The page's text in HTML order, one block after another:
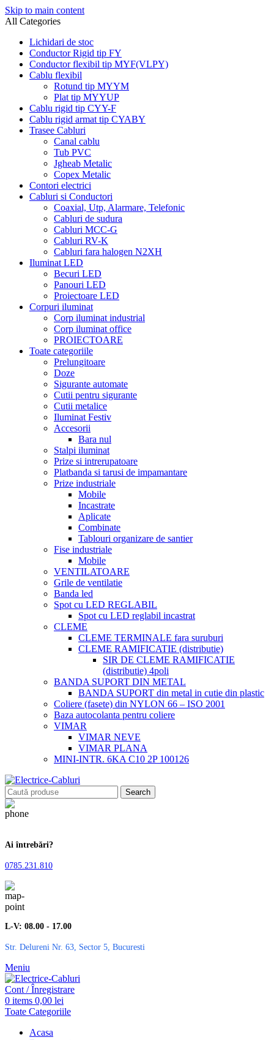
Skip to main content
All Categories
Lichidari de stoc
Conductor Rigid tip FY
Conductor flexibil tip MYF(VLPY)
Cablu flexibil
Rotund tip MYYM
Plat tip MYYUP
Cablu rigid tip CYY-F
Cablu rigid armat tip CYABY
Trasee Cabluri
Canal cablu
Tub PVC
Jgheab Metalic
Copex Metalic
Contori electrici
Cabluri si Conductori
Coaxial, Utp, Alarmare, Telefonic
Cabluri de sudura
Cabluri MCC-G
Cabluri RV-K
Cabluri fara halogen N2XH
Iluminat LED
Becuri LED
Panouri LED
Proiectoare LED
Corpuri iluminat
Corp iluminat industrial
Corp iluminat office
PROIECTOARE
Toate categoriile
Prelungitoare
Doze
Sigurante automate
Cutii pentru sigurante
Cutii metalice
Iluminat Festiv
Accesorii
Bara nul
Stalpi iluminat
Prize si intrerupatoare
Platbanda si tarusi de impamantare
Prize industriale
Mobile
Incastrate
Aplicate
Combinate
Tablouri organizare de santier
Fise industriale
Mobile
VENTILATOARE
Grile de ventilatie
Banda led
Spot cu LED REGLABIL
Spot cu LED reglabil incastrat
CLEME
CLEME TERMINALE fara suruburi
CLEME RAMIFICATIE (distributie)
SIR DE CLEME RAMIFICATIE
(distributie) 4poli
BANDA SUPORT DIN METAL
BANDA SUPORT din metal in cutie din plastic
Coliere (fasete) din NYLON 66 – ISO 2001
Baza autocolanta pentru coliere
VIMAR
VIMAR NEVE
VIMAR PLANA
MINI-INTR. 6KA C10 2P 100126
Search
Ai întrebări?
0785.231.810
L-V: 08.00 - 17.00
Str. Delureni Nr. 63, Sector 5, Bucuresti
Meniu
Cont / Înregistrare
0 items 0,00 lei
Toate Categoriile
Acasa